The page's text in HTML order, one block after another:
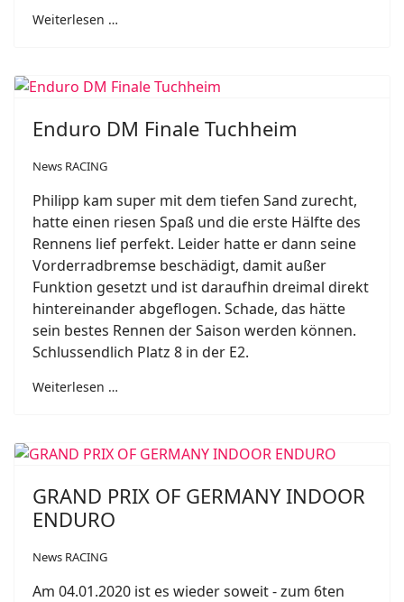
Weiterlesen …
Enduro DM Finale Tuchheim
News RACING
Philipp kam super mit dem tiefen Sand zurecht,
hatte einen riesen Spaß und die erste Hälfte des
Rennens lief perfekt. Leider hatte er dann seine
Vorderradbremse beschädigt, damit außer
Funktion gesetzt und ist daraufhin dreimal direkt
hintereinander abgeflogen. Schade, das hätte
sein bestes Rennen der Saison werden können.
Schlussendlich Platz 8 in der E2.
Weiterlesen …
GRAND PRIX OF GERMANY INDOOR
ENDURO
News RACING
Am 04.01.2020 ist es wieder soweit - zum 6ten